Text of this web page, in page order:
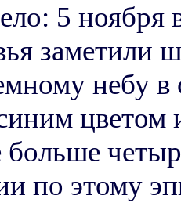
5 ноября
заметили
небу
цветом
больше
по этому